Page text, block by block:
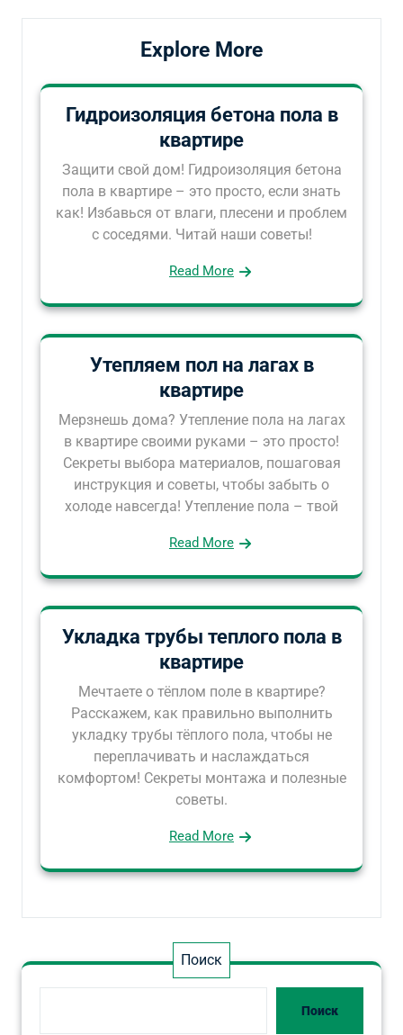
Explore More
Гидроизоляция бетона пола в
квартире
Защити свой дом! Гидроизоляция бетона
пола в квартире – это просто, если знать
как! Избавься от влаги, плесени и проблем
с соседями. Читай наши советы!
Read More
Утепляем пол на лагах в
квартире
Мерзнешь дома? Утепление пола на лагах
в квартире своими руками – это просто!
Секреты выбора материалов, пошаговая
инструкция и советы, чтобы забыть о
холоде навсегда! Утепление пола – твой
Read More
Укладка трубы теплого пола в
квартире
Мечтаете о тёплом поле в квартире?
Расскажем, как правильно выполнить
укладку трубы тёплого пола, чтобы не
переплачивать и наслаждаться
комфортом! Секреты монтажа и полезные
советы.
Read More
Поиск
Поиск